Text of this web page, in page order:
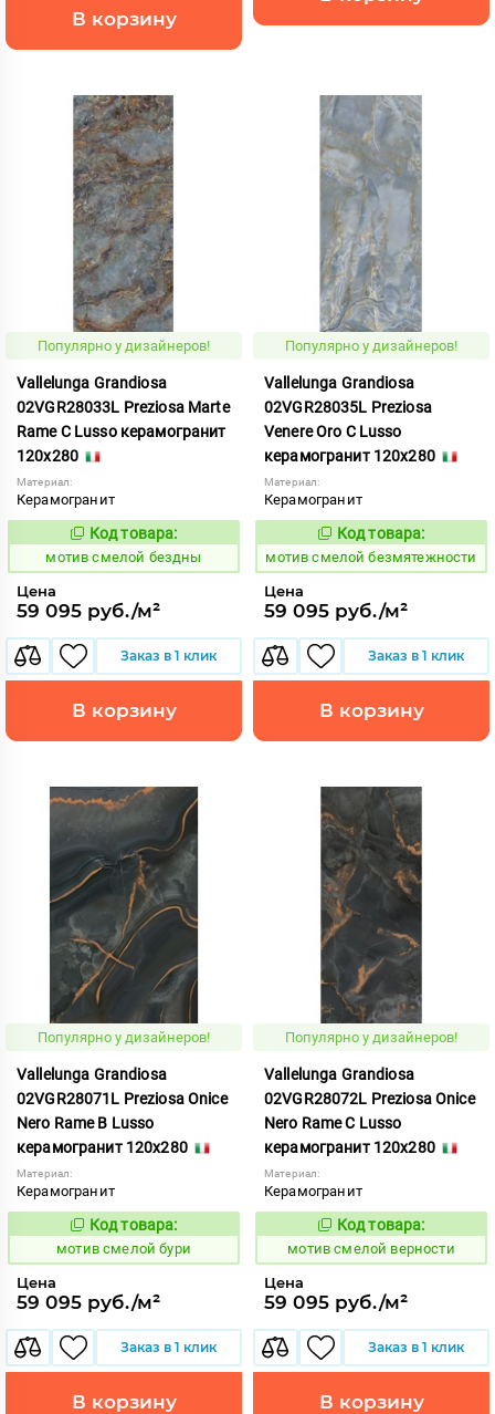
В корзину
Популярно у дизайнеров!
Vallelunga Grandiosa
02VGR28033L Preziosa Marte
Rame C Lusso керамогранит
120x280
Материал:
Керамогранит
1042752
Код товара:
мотив смелой бездны
Цена
59 095 руб./м²
Заказ в 1 клик
В корзину
Популярно у дизайнеров!
Vallelunga Grandiosa
02VGR28035L Preziosa
Venere Oro C Lusso
керамогранит 120x280
Материал:
Керамогранит
1042754
Код товара:
мотив смелой безмятежности
Цена
59 095 руб./м²
Заказ в 1 клик
В корзину
Популярно у дизайнеров!
Vallelunga Grandiosa
02VGR28071L Preziosa Onice
Nero Rame B Lusso
керамогранит 120x280
Материал:
Керамогранит
1042755
Код товара:
мотив смелой бури
Цена
59 095 руб./м²
Заказ в 1 клик
В корзину
Популярно у дизайнеров!
Vallelunga Grandiosa
02VGR28072L Preziosa Onice
Nero Rame C Lusso
керамогранит 120x280
Материал:
Керамогранит
1042756
Код товара:
мотив смелой верности
Цена
59 095 руб./м²
Заказ в 1 клик
В корзину